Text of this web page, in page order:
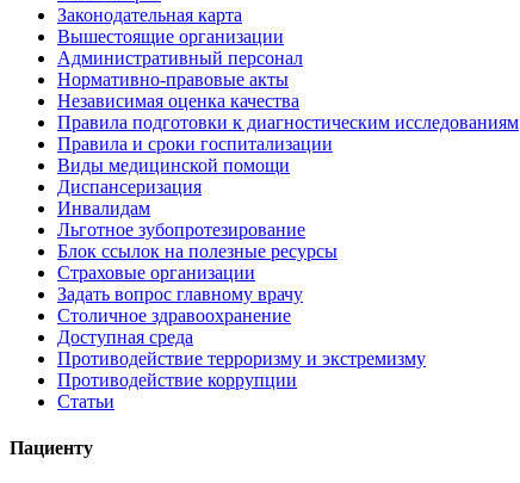
Законодательная карта
Вышестоящие организации
Административный персонал
Нормативно-правовые акты
Независимая оценка качества
Правила подготовки к диагностическим исследованиям
Правила и сроки госпитализации
Виды медицинской помощи
Диспансеризация
Инвалидам
Льготное зубопротезирование
Блок ссылок на полезные ресурсы
Страховые организации
Задать вопрос главному врачу
Столичное здравоохранение
Доступная среда
Противодействие терроризму и экстремизму
Противодействие коррупции
Статьи
Пациенту